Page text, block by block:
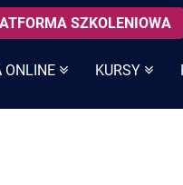
ONLINE KURSY
SZKOLENIOWA